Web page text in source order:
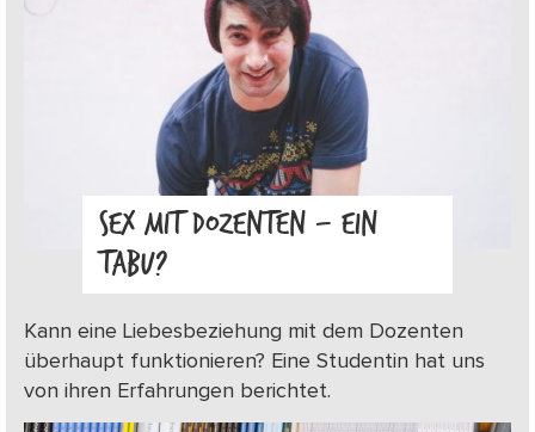
SEX MIT DOZENTEN – EIN
TABU?
Kann eine Liebesbeziehung mit dem Dozenten
überhaupt funktionieren? Eine Studentin hat uns
von ihren Erfahrungen berichtet.